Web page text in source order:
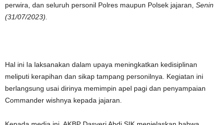
perwira, dan seluruh personil Polres maupun Polsek jajaran, Senin
(31/07/2023).
Hal ini Ia laksanakan dalam upaya meningkatkan kedisiplinan
meliputi kerapihan dan sikap tampang personilnya. Kegiatan ini
berlangsung usai dirinya memimpin apel pagi dan penyampaian
Commander wishnya kepada jajaran.